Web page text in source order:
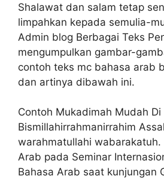
Shalawat dan salam tetap
limpahkan kepada semulia-
Admin blog Berbagai Teks
mengumpulkan gambar-
contoh teks mc bahasa arab
dan artinya dibawah ini.
Contoh Mukadimah Mudah Di
Bismillahirrahmanirrahim
warahmatullahi wabarakatuh.
Arab pada Seminar
Bahasa Arab saat kunjungan